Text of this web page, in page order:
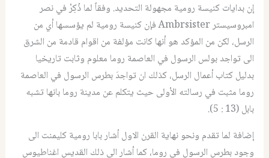
إن بدايات كنيسة رومية مجهولة التحديد. وفقاً لما ذُكِرْ في نصر
امبروسيستر Ambrsister فإن كنيسة رومية لم يؤسسها أي من
الرسل، لكن من المؤكد هو أنها كانت مؤلفة من اقوام قادمة من الشرق
الى تواجد بولس الرسول في العاصمة روما معلوم وثابت تاريخيا
بدليل كتاب أعمال الرسل، كذلك ان تواجدَ بطرس الرسول في العاصمة
روما مثبت في رسالته الأولى حيث يتكلم عن مدينة روما بانها تشبه
بابل (13 : 5).
إضافة لما تقدم ونحو نهاية القرن الاول أشار بابا رومية كليمنت الى
وجود بطرس الرسول في روما، كما أشار الى ذلك القديس اغناطيوس